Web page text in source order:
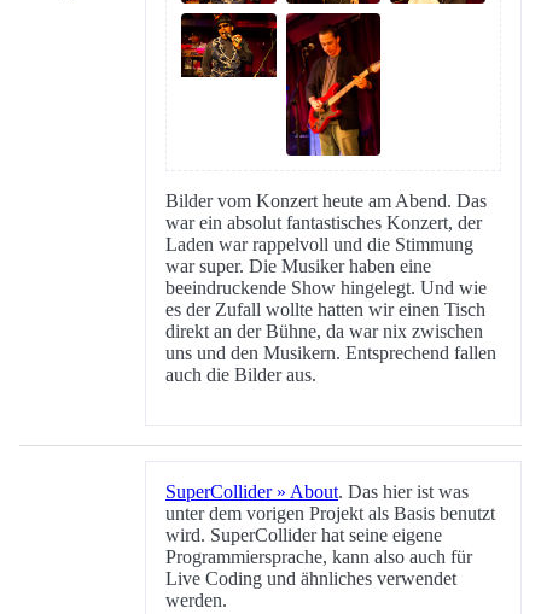
Bilder vom Konzert heute am Abend. Das
war ein absolut fantastisches Konzert, der
Laden war rappelvoll und die Stimmung
war super. Die Musiker haben eine
beeindruckende Show hingelegt. Und wie
es der Zufall wollte hatten wir einen Tisch
direkt an der Bühne, da war nix zwischen
uns und den Musikern. Entsprechend fallen
auch die Bilder aus.
SuperCollider » About. Das hier ist was
unter dem vorigen Projekt als Basis benutzt
wird. SuperCollider hat seine eigene
Programmiersprache, kann also auch für
Live Coding und ähnliches verwendet
werden.